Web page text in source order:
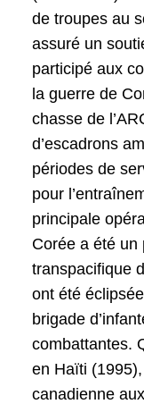
de troupes au
assuré un
participé aux
la guerre de
chasse de
d’escadrons
périodes de
pour
principale
Corée a été un
transpacifique
ont été
brigade
combattantes.
en Haïti
canadienne